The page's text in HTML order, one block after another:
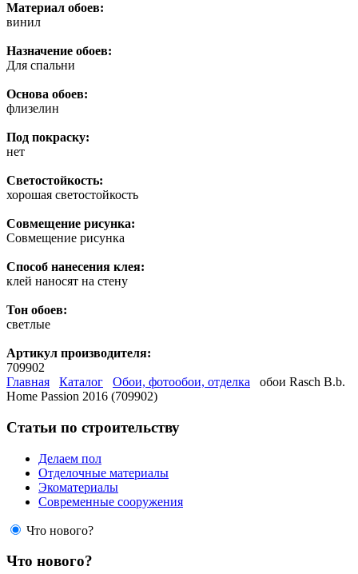
Материал обоев:
винил
Назначение обоев:
Для спальни
Основа обоев:
флизелин
Под покраску:
нет
Светостойкость:
хорошая светостойкость
Совмещение рисунка:
Совмещение рисунка
Способ нанесения клея:
клей наносят на стену
Тон обоев:
светлые
Артикул производителя:
709902
Главная
Каталог Обои, фотообои, отделка
обои Rasch B.b.
Home Passion 2016 (709902)
Статьи по строительству
Делаем пол
Отделочные материалы
Экоматериалы
Современные сооружения
Что нового?
Что нового?